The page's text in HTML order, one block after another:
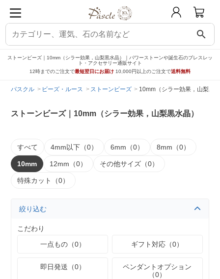
search
ストーンビーズ｜10mm（シラー効果，山梨黒水晶）｜パワーストーンや誕生石のブレスレッ
ト・アクセサリー通販サイト
12時までのご注文で最短翌日にお届け 10,000円以上のご注文で送料無料
パスクル ビーズ・ルース ストーンビーズ 10mm（シラー効果，山梨黒
ストーンビーズ｜10mm（シラー効果，山梨黒水晶）
すべて 4mm以下（0） 6mm（0） 8mm（0）
10mm 12mm（0） その他サイズ（0）
特殊カット（0）
絞り込む
こだわり
一点もの（0）
ギフト対応（0）
即日発送（0）
ペンダントオプション
（0）